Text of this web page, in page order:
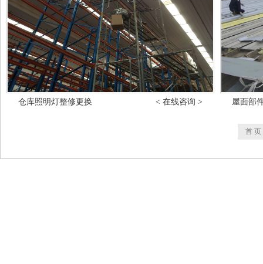
仓库照明灯整修更换 < 在线咨询 > 屋面部
首 页